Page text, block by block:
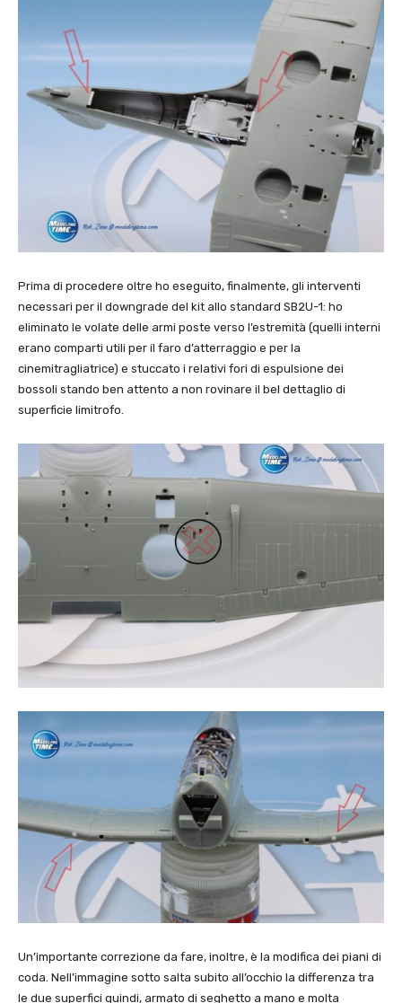
Prima di procedere oltre ho eseguito, finalmente, gli interventi
necessari per il downgrade del kit allo standard SB2U-1: ho
eliminato le volate delle armi poste verso l’estremità (quelli interni
erano comparti utili per il faro d’atterraggio e per la
cinemitragliatrice) e stuccato i relativi fori di espulsione dei
bossoli stando ben attento a non rovinare il bel dettaglio di
superficie limitrofo.
Un’importante correzione da fare, inoltre, è la modifica dei piani di
coda. Nell’immagine sotto salta subito all’occhio la differenza tra
le due superfici quindi, armato di seghetto a mano e molta